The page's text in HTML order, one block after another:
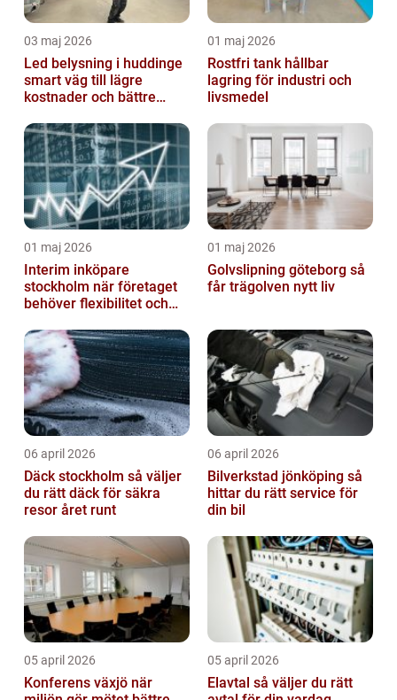
03 maj 2026
Led belysning i huddinge
smart väg till lägre
kostnader och bättre
01 maj 2026
Rostfri tank hållbar
lagring för industri och
livsmedel
01 maj 2026
Interim inköpare
stockholm när företaget
behöver flexibilitet och
01 maj 2026
Golvslipning göteborg så
får trägolven nytt liv
06 april 2026
Däck stockholm så väljer
du rätt däck för säkra
resor året runt
06 april 2026
Bilverkstad jönköping så
hittar du rätt service för
din bil
05 april 2026
Konferens växjö när
05 april 2026
Elavtal så väljer du rätt